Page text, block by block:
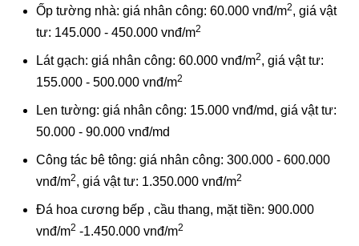
Ốp tường nhà: giá nhân công: 60.000 vnđ/m2, giá vật
tư: 145.000 - 450.000 vnđ/m2
Lát gạch: giá nhân công: 60.000 vnđ/m2, giá vật tư:
155.000 - 500.000 vnđ/m2
Len tường: giá nhân công: 15.000 vnđ/md, giá vật tư:
50.000 - 90.000 vnđ/md
Công tác bê tông: giá nhân công: 300.000 - 600.000
vnđ/m2, giá vật tư: 1.350.000 vnđ/m2
Đá hoa cương bếp , cầu thang, mặt tiền: 900.000
vnđ/m2 -1.450.000 vnđ/m2